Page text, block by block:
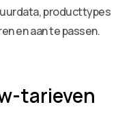
producttypes
en aan te passen.
tarieven